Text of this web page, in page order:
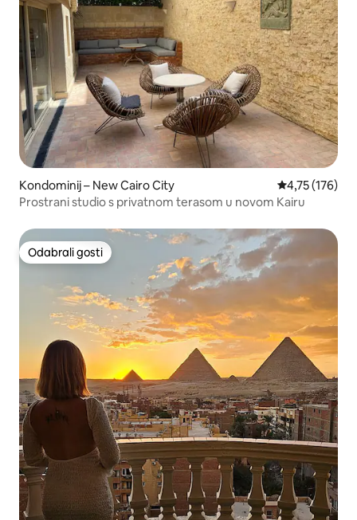
Kondominij – New Cairo City Prosječna
4,75 (176)
Prostrani studio s privatnom terasom u novom Kairu
Odabrali gosti
Odabrali gosti